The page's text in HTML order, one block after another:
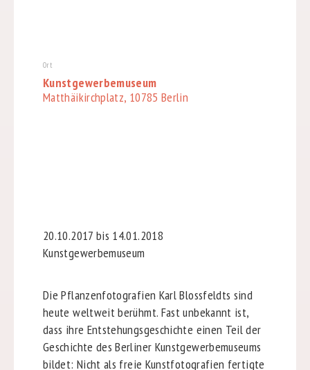
Ort
Kunstgewerbemuseum
Matthäikirchplatz, 10785 Berlin
20.10.2017 bis 14.01.2018
Kunstgewerbemuseum
Die Pflanzenfotografien Karl Blossfeldts sind
heute weltweit berühmt. Fast unbekannt ist,
dass ihre Entstehungsgeschichte einen Teil der
Geschichte des Berliner Kunstgewerbemuseums
bildet: Nicht als freie Kunstfotografien fertigte